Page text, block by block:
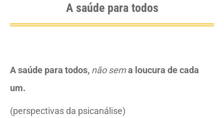
A saúde para todos
A saúde para todos, não sema loucura de cada
um.
(perspectivas da psicanálise)